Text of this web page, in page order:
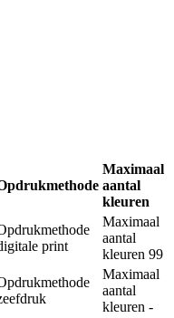
Maximaal
aantal
kleuren
print
Maximaal
aantal
kleuren 99
Maximaal
aantal
kleuren -